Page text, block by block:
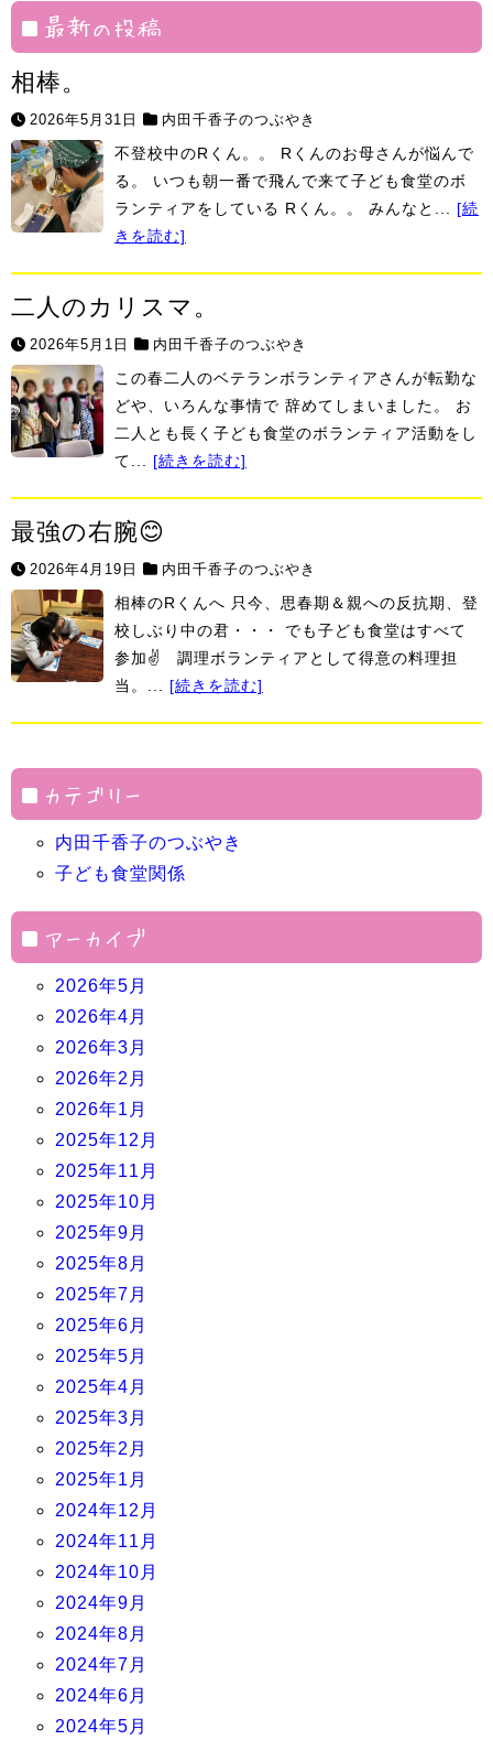
最新の投稿
相棒。
2026年5月31日 内田千香子のつぶやき
不登校中のRくん。。 Rくんのお母さんが悩んで
る。 いつも朝一番で飛んで来て子ども食堂のボ
ランティアをしている Rくん。。 みんなと... [続
きを読む]
二人のカリスマ。
2026年5月1日 内田千香子のつぶやき
この春二人のベテランボランティアさんが転勤な
どや、いろんな事情で 辞めてしまいました。 お
二人とも長く子ども食堂のボランティア活動をし
て... [続きを読む]
最強の右腕😊
2026年4月19日 内田千香子のつぶやき
相棒のRくんへ 只今、思春期＆親への反抗期、登
校しぶり中の君・・・ でも子ども食堂はすべて
参加✌ 調理ボランティアとして得意の料理担
当。... [続きを読む]
カテゴリー
内田千香子のつぶやき
子ども食堂関係
アーカイブ
2026年5月
2026年4月
2026年3月
2026年2月
2026年1月
2025年12月
2025年11月
2025年10月
2025年9月
2025年8月
2025年7月
2025年6月
2025年5月
2025年4月
2025年3月
2025年2月
2025年1月
2024年12月
2024年11月
2024年10月
2024年9月
2024年8月
2024年7月
2024年6月
2024年5月